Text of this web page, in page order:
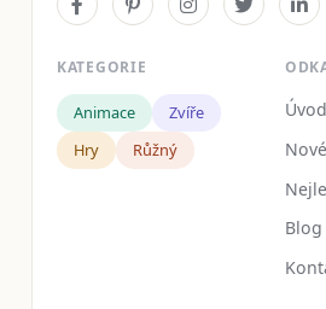
KATEGORIE
Animace
Zvíře
Hry
Růžný
Nové
Blog